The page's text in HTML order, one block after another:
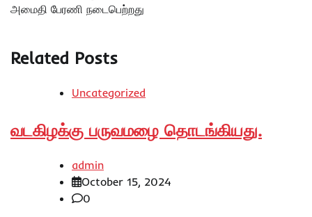
அமைதி பேரணி நடைபெற்றது
Related Posts
Uncategorized
வடகிழக்கு பருவமழை தொடங்கியது.
admin
October 15, 2024
0